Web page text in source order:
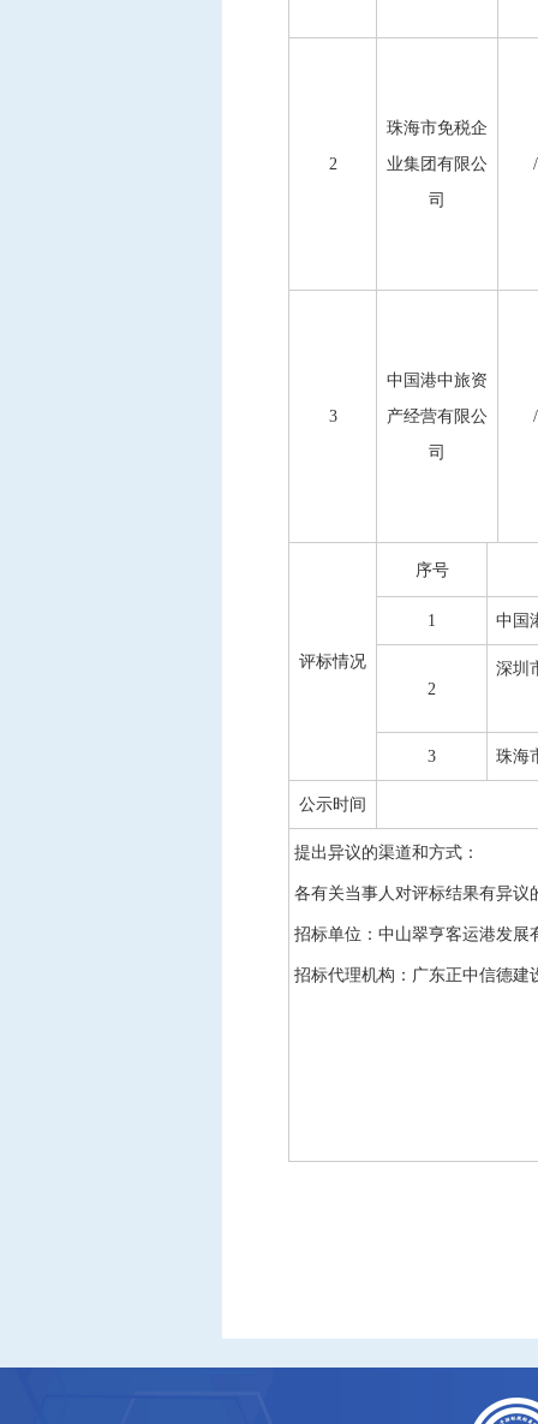
2
珠海市免税企
业集团有限公
司
/
3
中国港中旅资
产经营有限公
司
/
评标情况
序号
1 中国
2
深圳
3 珠海
公示时间
提出异议的渠道和方式：
各有关当事人对评标结果有异议
招标单位：中山翠亨客运港发展
招标代理机构： 广东正中信德建